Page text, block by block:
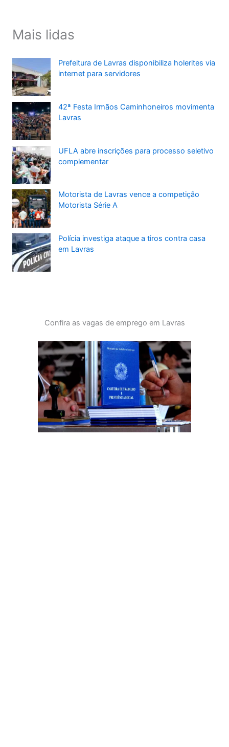
Mais lidas
Prefeitura de Lavras disponibiliza holerites via
internet para servidores
42ª Festa Irmãos Caminhoneiros movimenta
Lavras
UFLA abre inscrições para processo seletivo
complementar
Motorista de Lavras vence a competição
Motorista Série A
Polícia investiga ataque a tiros contra casa
em Lavras
Confira as vagas de emprego em Lavras